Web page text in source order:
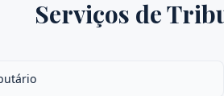
Serviços de